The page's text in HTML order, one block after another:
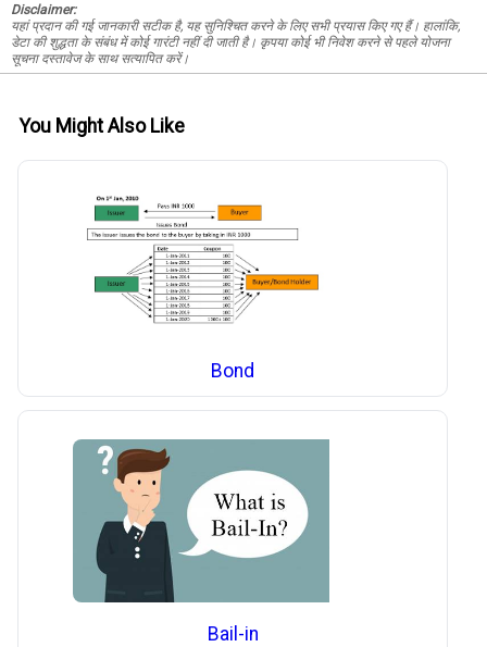
Disclaimer:
यहां प्रदान की गई जानकारी सटीक है, यह सुनिश्चित करने के लिए सभी प्रयास किए गए हैं। हालांकि,
डेटा की शुद्धता के संबंध में कोई गारंटी नहीं दी जाती है। कृपया कोई भी निवेश करने से पहले योजना
सूचना दस्तावेज के साथ सत्यापित करें।
You Might Also Like
Bond
Bail-in